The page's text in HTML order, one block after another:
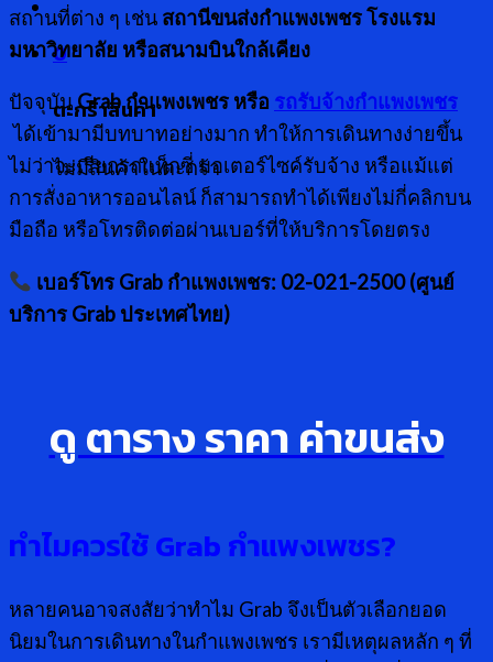
0
ตะกร้าสินค้า
ไม่มีสินค้าในตะกร้า
สถานที่ต่าง ๆ เช่น สถานีขนส่งกำแพงเพชร โรงแรม
มหาวิทยาลัย หรือสนามบินใกล้เคียง
ปัจจุบันGrab กำแพงเพชร หรือ รถรับจ้างกำแพงเพชร
ได้เข้ามามีบทบาทอย่างมาก ทำให้การเดินทางง่ายขึ้น
ไม่ว่าจะเรียกรถแท็กซี่ มอเตอร์ไซค์รับจ้าง หรือแม้แต่
การสั่งอาหารออนไลน์ ก็สามารถทำได้เพียงไม่กี่คลิกบน
มือถือ หรือโทรติดต่อผ่านเบอร์ที่ให้บริการโดยตรง
เบอร์โทร Grab กำแพงเพชร: 02-021-2500 (ศูนย์
บริการ Grab ประเทศไทย)
ดู ตาราง ราคา ค่าขนส่ง
ทำไมควรใช้Grab กำแพงเพชร?
หลายคนอาจสงสัยว่าทำไม Grab จึงเป็นตัวเลือกยอด
นิยมในการเดินทางในกำแพงเพชร เรามีเหตุผลหลัก ๆ ที่